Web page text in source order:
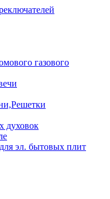
газового
духовок
эл. бытовых плит